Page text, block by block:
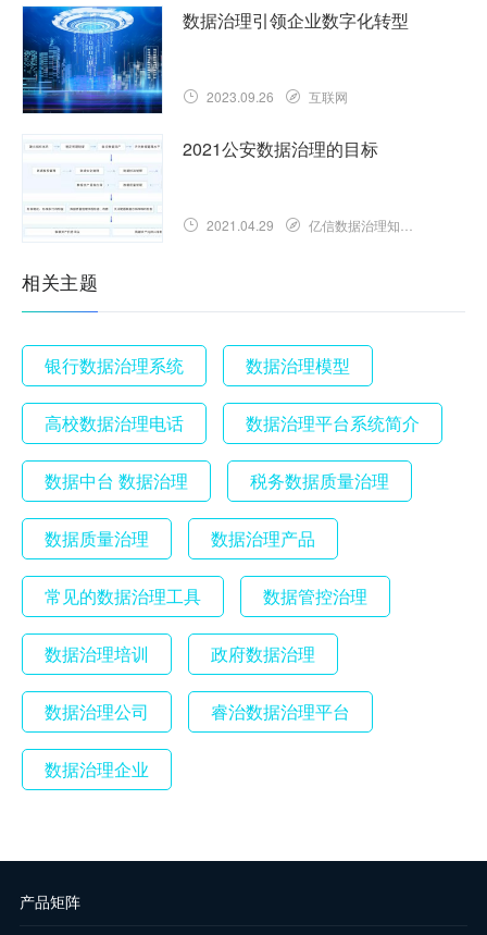
数据治理引领企业数字化转型
2023.09.26 互联网
2021公安数据治理的目标
2021.04.29 亿信数据治理知识库
相关主题
银行数据治理系统 数据治理模型
高校数据治理电话 数据治理平台系统简介
数据中台 数据治理 税务数据质量治理
数据质量治理 数据治理产品
常见的数据治理工具 数据管控治理
数据治理培训 政府数据治理
数据治理公司 睿治数据治理平台
数据治理企业
产品矩阵